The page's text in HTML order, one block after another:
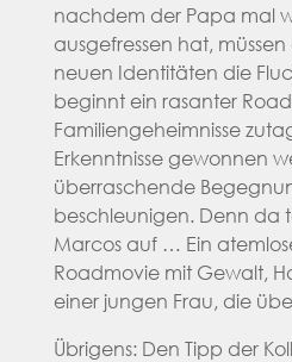
nachdem der Papa mal
ausgefressen hat,
neuen Identitäten die
beginnt ein rasanter
Familiengeheimnisse
Erkenntnisse gewonnen
überraschende
beschleunigen. Denn da
Marcos auf … Ein
Roadmovie mit Gewalt,
einer jungen Frau, die
Übrigens: Den Tipp der